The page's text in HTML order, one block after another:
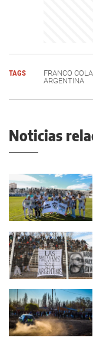
TAGS FRANCO
ARGENTINA
Noticias